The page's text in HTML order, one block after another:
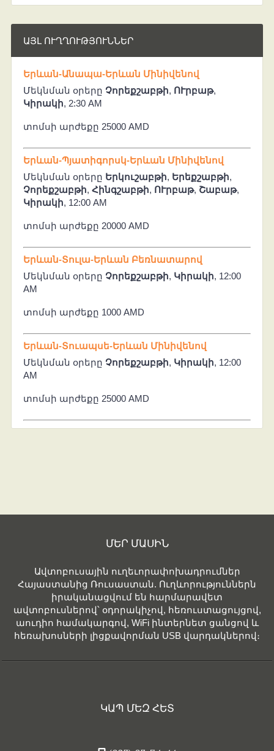
ԱՅԼ ՈՒՂՂՈՒԹՅՈՒՆՆԵՐ
Երևան-Անապա-Երևան Մինիվենով
Մեկնման օրերը Չորեքշաբթի, ՈՒրբաթ,
Կիրակի, 2:30 AM
տոմսի արժեքը 25000 AMD
Երևան-Պյատիգորսկ-Երևան Մինիվենով
Մեկնման օրերը Երկուշաբթի, Երեքշաբթի,
Չորեքշաբթի, Հինգշաբթի, ՈՒրբաթ, Շաբաթ,
Կիրակի, 12:00 AM
տոմսի արժեքը 20000 AMD
Երևան-Տուլա-Երևան Բեռնատարով
Մեկնման օրերը Չորեքշաբթի, Կիրակի, 12:00
AM
տոմսի արժեքը 1000 AMD
Երևան-Տուապսե-Երևան Մինիվենով
Մեկնման օրերը Չորեքշաբթի, Կիրակի, 12:00
AM
տոմսի արժեքը 25000 AMD
ՄԵՐ ՄԱՍԻՆ
Ավտոբուսային ուղեւորափոխադրումներ
Հայաստանից Ռուսաստան. Ուղևորություններն
իրականացվում են հարմարավետ
ավտոբուսներով՝ օդորակիչով, հեռուստացույցով,
աուդիո համակարգով, WiFi ինտերնետ ցանցով և
հեռախոսների լիցքավորման USB վարդակներով։
ԿԱՊ ՄԵԶ ՀԵՏ